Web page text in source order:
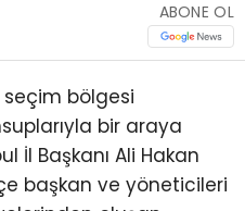
ABONE OL
seçim bölgesi
bir araya
İl Başkanı Ali Hakan
başkan ve yöneticileri